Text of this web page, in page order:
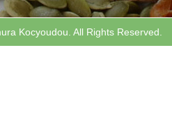
Kocyoudou. All Rights Reserved.